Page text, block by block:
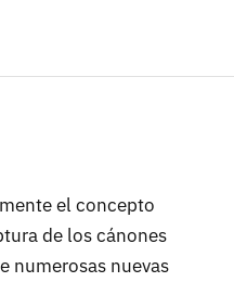
el concepto
de los cánones
numerosas nuevas